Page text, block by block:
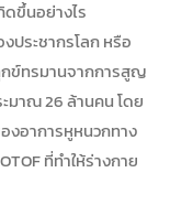
ขึ้นอย่างไร
ประชากรโลก หรือ
ข์ทรมานจากการสูญ
มาณ 26 ล้านคน โดย
งอาการหูหนวกทาง
ที่ทำให้ร่างกาย